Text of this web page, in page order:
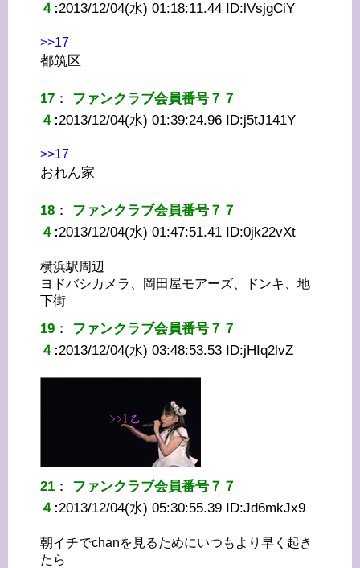
４ :2013/12/04(水) 01:18:11.44 ID:lVsjgCiY
>>17
都筑区
17 ： ファンクラブ会員番号７７
４ :2013/12/04(水) 01:39:24.96 ID:j5tJ141Y
>>17
おれん家
18 ： ファンクラブ会員番号７７
４ :2013/12/04(水) 01:47:51.41 ID:0jk22vXt
横浜駅周辺
ヨドバシカメラ、岡田屋モアーズ、ドンキ、地
下街
19 ： ファンクラブ会員番号７７
４ :2013/12/04(水) 03:48:53.53 ID:jHIq2lvZ
21 ： ファンクラブ会員番号７７
４ :2013/12/04(水) 05:30:55.39 ID:Jd6mkJx9
朝イチでchanを見るためにいつもより早く起き
たら